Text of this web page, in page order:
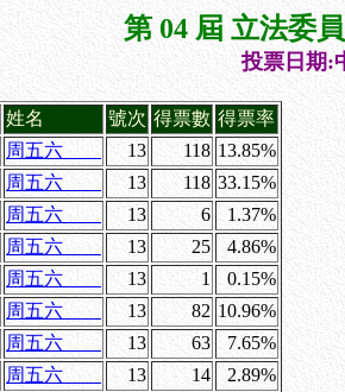
第 04 屆 立法委
投票日期:
姓名 號次 得票數 得票率
周五六 13 118 13.85%
周五六 13 118 33.15%
周五六 13 6
1.37%
周五六 13 25
4.86%
周五六 13 1
0.15%
周五六 13 82 10.96%
周五六 13 63
7.65%
周五六 13 14
2.89%